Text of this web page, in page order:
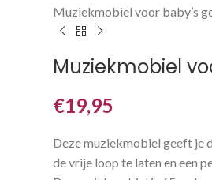
Muziekmobiel voor baby’s
Muziekmobiel
€19,95
Deze muziekmobiel geeft je
de vrije loop te laten en een